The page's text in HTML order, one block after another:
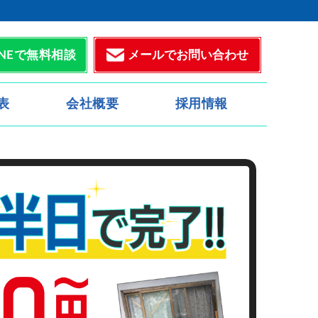
で無料相談 メールでお問い合わせ
会社概要 採用情報